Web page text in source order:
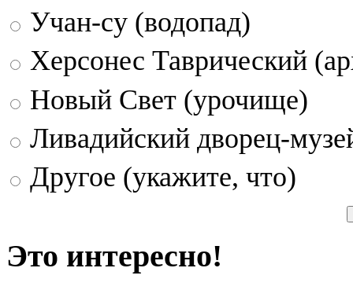
Учан-су (водопад)
Херсонес Таврический
Новый Свет (урочище)
Ливадийский дворец-
Другое (укажите, что)
Это интересно!